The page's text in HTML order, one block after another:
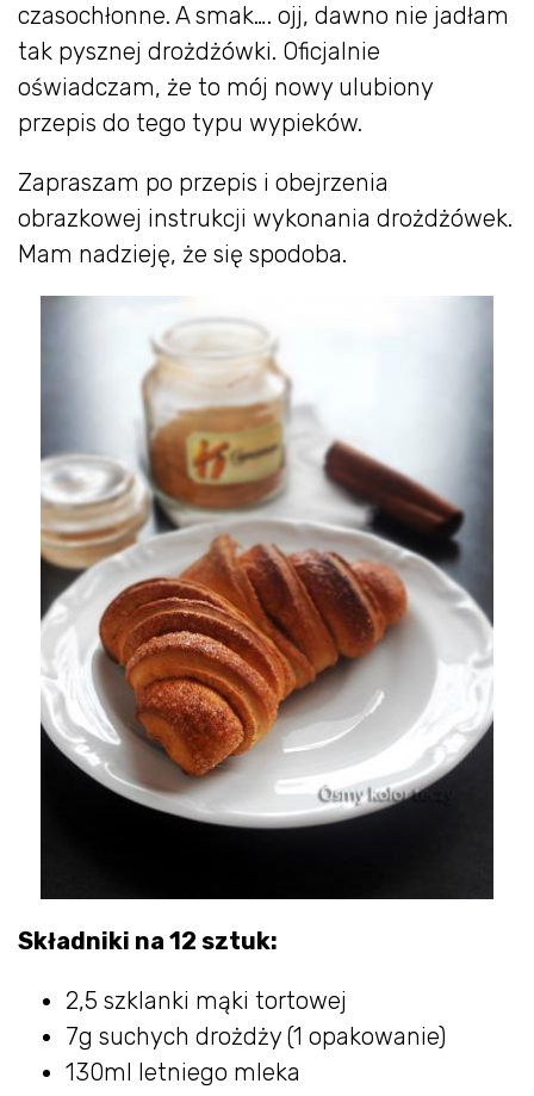
czasochłonne. A smak…. ojj, dawno nie jadłam
tak pysznej drożdżówki. Oficjalnie
oświadczam, że to mój nowy ulubiony
przepis do tego typu wypieków.
Zapraszam po przepis i obejrzenia
obrazkowej instrukcji wykonania drożdżówek.
Mam nadzieję, że się spodoba.
Składniki na 12 sztuk:
2,5 szklanki mąki tortowej
7g suchych drożdży (1 opakowanie)
130ml letniego mleka